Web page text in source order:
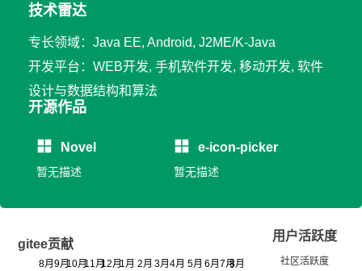
技术雷达
专长领域：Java EE, Android, J2ME/K-Java
开发平台：WEB开发, 手机软件开发, 移动开发, 软件
设计与数据结构和算法
开源作品
Novel
暂无描述
e-icon-picker
暂无描述
gitee贡献
用户活跃度